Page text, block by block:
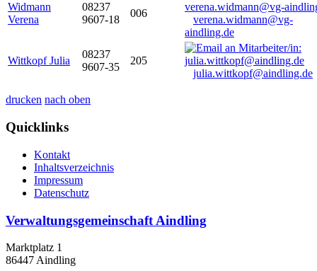
Widmann
Verena
08237
9607-18
006
verena.widmann@vg-
aindling.de
Wittkopf Julia
08237
9607-35
205
julia.wittkopf@aindling.de
drucken nach oben
Quicklinks
Kontakt
Inhaltsverzeichnis
Impressum
Datenschutz
Verwaltungsgemeinschaft Aindling
Marktplatz 1
86447 Aindling